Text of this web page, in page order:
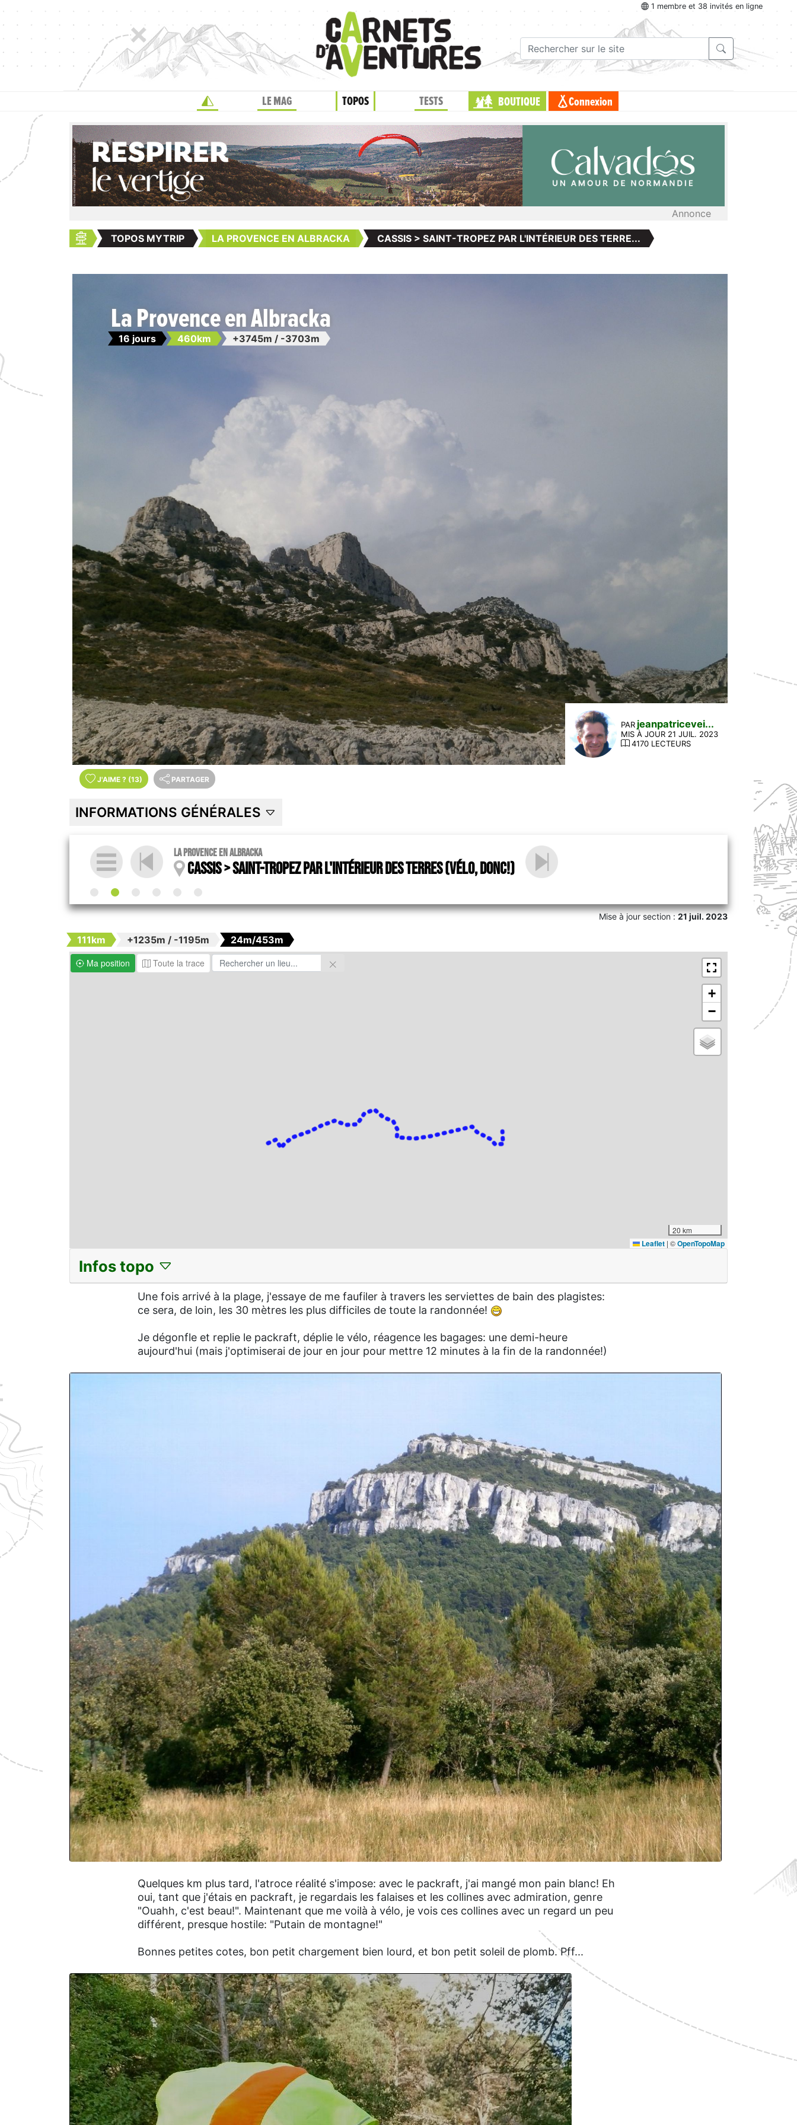
1 membre et 38 invités en ligne
LE MAG TOPOS TESTS BOUTIQUE Connexion
Annonce
TOPOS MYTRIP LA PROVENCE EN ALBRACKA CASSIS > SAINT-TROPEZ PAR L'INTÉRIEUR DES TERRE...
La Provence en Albracka
16 jours 460km +3745m / -3703m
PAR jeanpatricevei...
MIS À JOUR 21 JUIL. 2023
4170 LECTEURS
J'AIME ? (13) PARTAGER
INFORMATIONS GÉNÉRALES
La Provence en Albracka
Cassis > Saint-Tropez par l'intérieur des terres (vélo, donc!)
Mise à jour section :21 juil. 2023
111km +1235m / -1195m
24m/453m
Ma position
Toute la trace
+
−
20 km
Leaflet | ©OpenTopoMap
Infos topo
Une fois arrivé à la plage, j'essaye de me faufiler à travers les serviettes de bain des plagistes:
ce sera, de loin, les 30 mètres les plus difficiles de toute la randonnée!
Je dégonfle et replie le packraft, déplie le vélo, réagence les bagages: une demi-heure
aujourd'hui (mais j'optimiserai de jour en jour pour mettre 12 minutes à la fin de la randonnée!)
Quelques km plus tard, l'atroce réalité s'impose: avec le packraft, j'ai mangé mon pain blanc! Eh
oui, tant que j'étais en packraft, je regardais les falaises et les collines avec admiration, genre
"Ouahh, c'est beau!". Maintenant que me voilà à vélo, je vois ces collines avec un regard un peu
différent, presque hostile: "Putain de montagne!"
Bonnes petites cotes, bon petit chargement bien lourd, et bon petit soleil de plomb. Pff...